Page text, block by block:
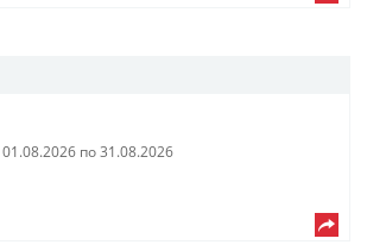
01.08.2026 по 31.08.2026